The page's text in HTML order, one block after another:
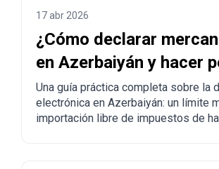
17 abr 2026
¿Cómo declarar
en Azerbaiyán y hacer
desde China a
Una guía práctica completa sobre la
electrónica en Azerbaiyán: un límite
importación libre de impuestos de